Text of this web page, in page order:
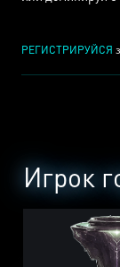
РЕГИСТРИРУЙСЯ
Игрок